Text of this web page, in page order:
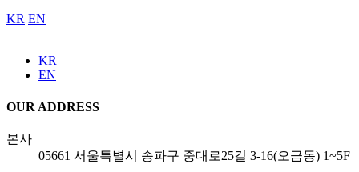
KR EN
KR
EN
OUR ADDRESS
본사
05661 서울특별시 송파구 중대로25길 3-16(오금동) 1~5F